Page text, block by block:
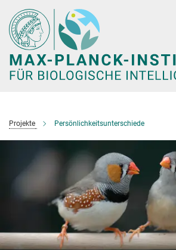
Hauptinhalt
Projekte Persönlichkeitsunterschiede